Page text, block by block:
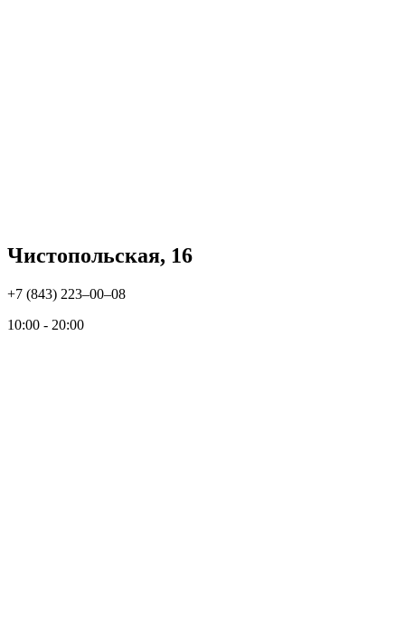
Чистопольская, 16
+7 (843) 223‒00‒08
10:00 - 20:00